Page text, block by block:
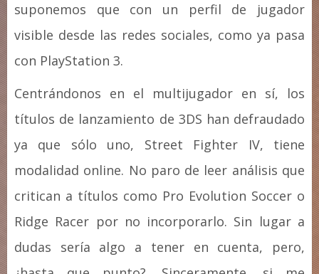
suponemos que con un perfil de jugador
visible desde las redes sociales, como ya pasa
con PlayStation 3.
Centrándonos en el multijugador en sí, los
títulos de lanzamiento de 3DS han defraudado
ya que sólo uno, Street Fighter IV, tiene
modalidad online. No paro de leer análisis que
critican a títulos como Pro Evolution Soccer o
Ridge Racer por no incorporarlo. Sin lugar a
dudas sería algo a tener en cuenta, pero,